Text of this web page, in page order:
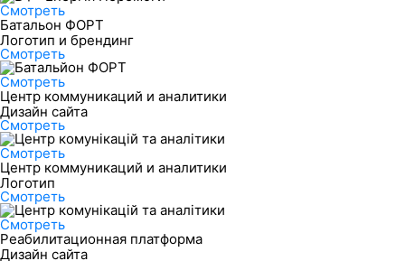
Смотреть
Батальон ФОРТ
Логотип и брендинг
Смотреть
Смотреть
Центр коммуникаций и аналитики
Дизайн сайта
Смотреть
Смотреть
Центр коммуникаций и аналитики
Логотип
Смотреть
Смотреть
Реабилитационная платформа
Дизайн сайта